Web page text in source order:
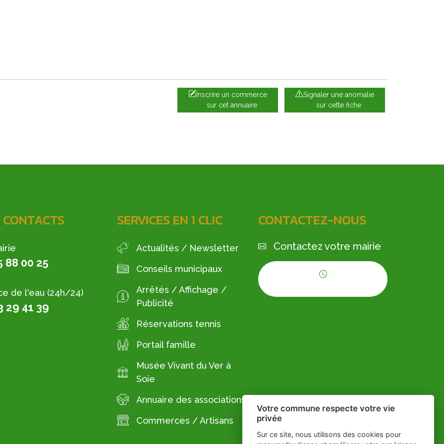
Inscrire un commerce
sur cet annuaire
Signaler une anomalie
sur cette fiche
88 00 25
de l'eau (24h/24)
29 41 39
SERVICES EN 1 CLIC
Actualités / Newsletter
Conseils municipaux
Arrêtés / Affichage /
Publicité
Réservations tennis
Portail famille
Musée Vivant du Ver à
Soie
Annuaire des associations
Commerces / Artisans
CONTACTEZ-NOUS
Contactez votre mairie
Votre commune respecte votre vie
privée
Sur ce site, nous utilisons des cookies pour